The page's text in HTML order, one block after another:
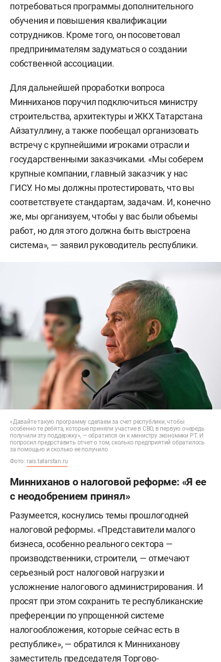
потребоваться программы дополнительного
обучения и повышения квалификации
сотрудников. Кроме того, он посоветовал
предпринимателям задуматься о создании
собственной ассоциации.
Для дальнейшей проработки вопроса
Минниханов поручил подключиться министру
строительства, архитектуры и ЖКХ Татарстана
Айзатуллину, а также пообещал организовать
встречу с крупнейшими игроками отрасли и
государственными заказчиками. «Мы соберем
крупные компании, главный заказчик у нас
ГИСУ. Но мы должны протестировать, что вы
соответствуете стандартам, задачам. И, конечно
же, мы организуем, чтобы у вас были объемы
работ, но для этого должна быть выстроена
система», — заявил руководитель республики.
«Давайте такую программу сделаем за счет республики, чтобы
особенно те ребята, которые приняли участие в СВО, в первую очередь
получили эту поддержку», — обратился он к министру экономики РТ. И
попросил предоставить отчет о том, сколько предприятий обратилось
за помощью и сколько ее получило
Фото: rais.tatarstan.ru
Минниханов о налоговой реформе: «Я ее
с неодобрением принял»
Разумеется, коснулись темы прошлогодней
налоговой реформы. «Представители малого
бизнеса, особенно реального сектора —
производственники, строители, — отмечают
серьезный рост налоговой нагрузки и
усложнение налогового администрирования. И
просят при этом сохранить те республиканские
преференции по упрощенной системе
налогообложения, которые сейчас есть в
республике», — обратился к Минниханову
заместитель председателя Торгово-